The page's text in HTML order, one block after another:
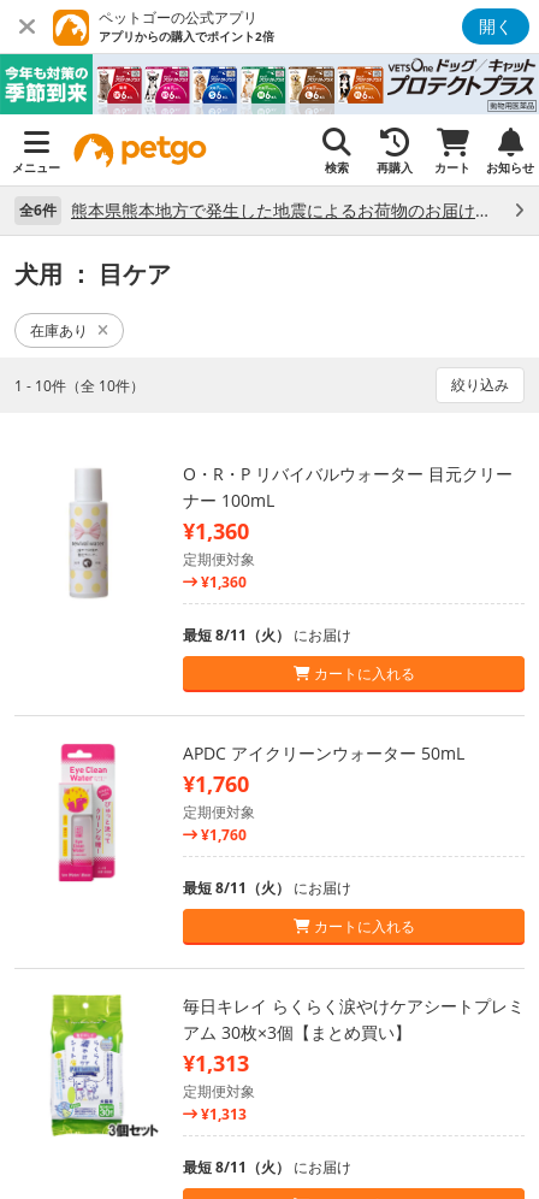
ペットゴーの公式アプリ
アプリからの購入でポイント2倍 開く
メニュー 検索 再購入 カート お知らせ
全6件 熊本県熊本地方で発生した地震によるお荷物のお届け状況について （7/28）
犬用 ： 目ケア
在庫あり
1 - 10件（全 10件） 絞り込み
O・R・P リバイバルウォーター 目元クリー
ナー 100mL
¥1,360
定期便対象
¥1,360
最短 8/11（火） にお届け
カートに入れる
APDC アイクリーンウォーター 50mL
¥1,760
定期便対象
¥1,760
最短 8/11（火） にお届け
カートに入れる
毎日キレイ らくらく涙やけケアシートプレミ
アム 30枚×3個【まとめ買い】
¥1,313
定期便対象
¥1,313
最短 8/11（火） にお届け